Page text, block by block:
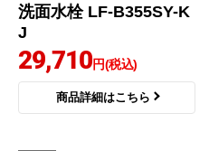
洗面水栓 LF-B355SY-K
J
29,710円(税込)
商品詳細はこちら